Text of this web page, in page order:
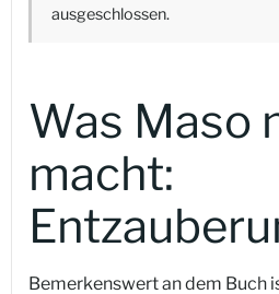
ausgeschlossen.
Was Maso
macht:
Bemerkenswert an dem Buch